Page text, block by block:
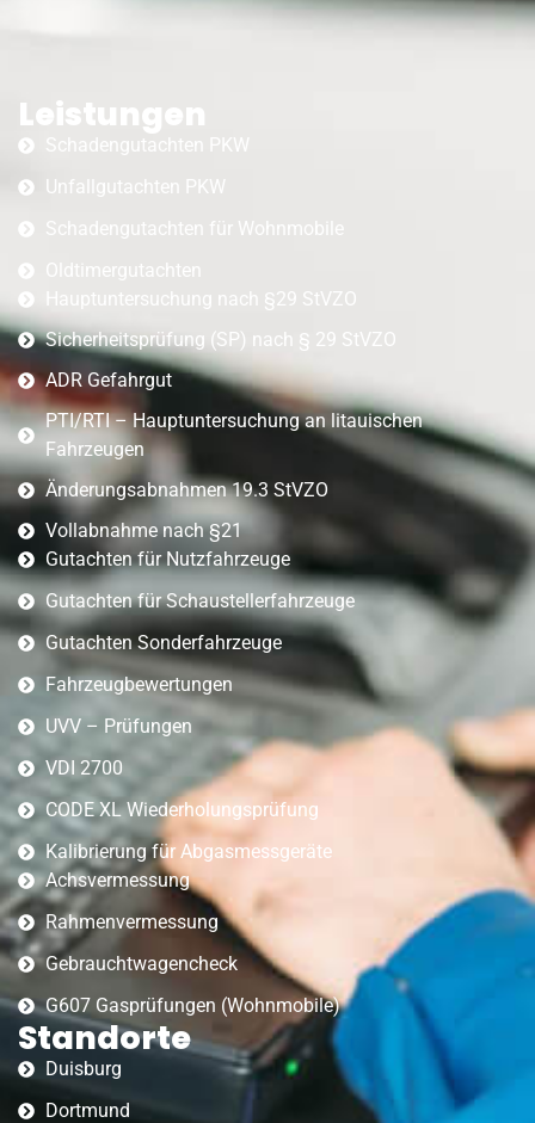
Leistungen
Schadengutachten PKW
Unfallgutachten PKW
Schadengutachten für Wohnmobile
Oldtimergutachten
Hauptuntersuchung nach §29 StVZO
Sicherheitsprüfung (SP) nach § 29 StVZO
ADR Gefahrgut
PTI/RTI – Hauptuntersuchung an litauischen
Fahrzeugen
Änderungsabnahmen 19.3 StVZO
Vollabnahme nach §21
Gutachten für Nutzfahrzeuge
Gutachten für Schaustellerfahrzeuge
Gutachten Sonderfahrzeuge
Fahrzeugbewertungen
UVV – Prüfungen
VDI 2700
CODE XL Wiederholungsprüfung
Kalibrierung für Abgasmessgeräte
Achsvermessung
Rahmenvermessung
Gebrauchtwagencheck
G607 Gasprüfungen (Wohnmobile)
Standorte
Duisburg
Dortmund